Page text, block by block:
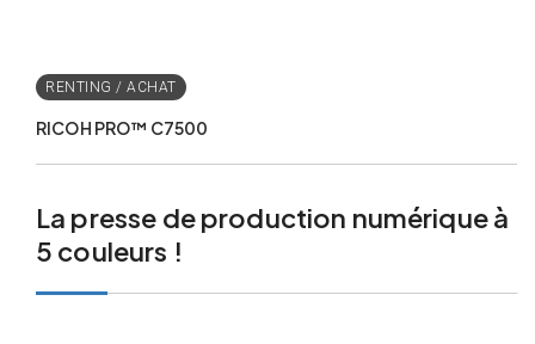
RICOH PRO™ C7500
La presse de production numérique à
5 couleurs !